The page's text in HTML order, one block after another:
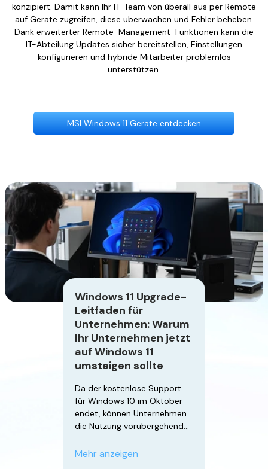
konzipiert. Damit kann Ihr IT-Team von überall aus per Remote
auf Geräte zugreifen, diese überwachen und Fehler beheben.
Dank erweiterter Remote-Management-Funktionen kann die
IT-Abteilung Updates sicher bereitstellen, Einstellungen
konfigurieren und hybride Mitarbeiter problemlos
unterstützen.
MSI Windows 11 Geräte entdecken
Windows 11 Upgrade-
Leitfaden für
Unternehmen: Warum
Ihr Unternehmen jetzt
auf Windows 11
umsteigen sollte
Da der kostenlose Support
für Windows 10 im Oktober
endet, können Unternehmen
die Nutzung vorübergehend
ESU-Service (Extended
Mehr anzeigen